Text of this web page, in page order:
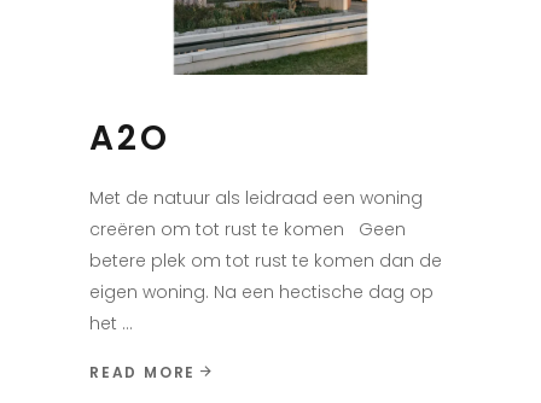
A2O
Met de natuur als leidraad een woning
creëren om tot rust te komen Geen
betere plek om tot rust te komen dan de
eigen woning. Na een hectische dag op
het
READ MORE